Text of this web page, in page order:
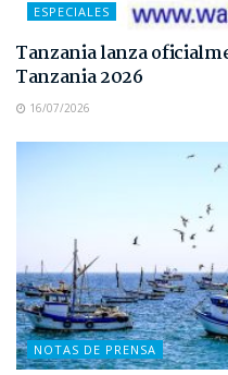
ESPECIALES
Tanzania lanza
Tanzania 2026
16/07/2026
NOTAS DE PRENSA